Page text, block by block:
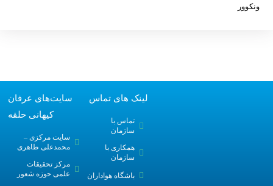
ونکوور
لینک های تماس
تماس با
سازمان
همکاری با
سازمان
باشگاه هواداران
سایت‌های عرفان
کیهانی حلقه
سایت مرکزی –
محمدعلی طاهری
مرکز تحقیقات
علمی حوزه شعور